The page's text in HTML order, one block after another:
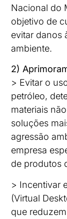
Nacional do
objetivo de
evitar danos
ambiente.
2)
> Evitar o
petróleo,
materiais
soluções
agressão
empresa
de produtos
> Incentivar
(Virtual
que